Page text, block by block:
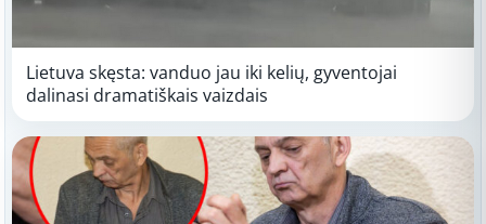
Lietuva skęsta: vanduo jau iki kelių, gyventojai
dalinasi dramatiškais vaizdais